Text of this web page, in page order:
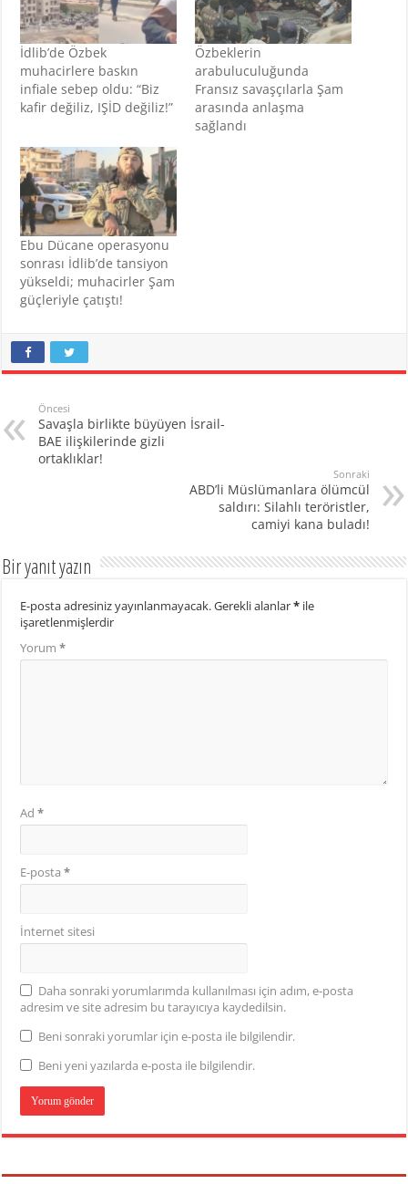
İdlib’de Özbek
muhacirlere baskın
infiale sebep oldu: “Biz
kafir değiliz, IŞİD değiliz!”
Özbeklerin
arabuluculuğunda
Fransız savaşçılarla Şam
arasında anlaşma
sağlandı
Ebu Dücane operasyonu
sonrası İdlib’de tansiyon
yükseldi; muhacirler Şam
güçleriyle çatıştı!
Öncesi
Savaşla birlikte büyüyen İsrail-
BAE ilişkilerinde gizli
ortaklıklar!
Sonraki
ABD’li Müslümanlara ölümcül
saldırı: Silahlı teröristler,
camiyi kana buladı!
Bir yanıt yazın
E-posta adresiniz yayınlanmayacak.Gerekli alanlar* ile
işaretlenmişlerdir
Yorum*
Ad*
E-posta*
İnternet sitesi
Daha sonraki yorumlarımda kullanılması için adım, e-posta
adresim ve site adresim bu tarayıcıya kaydedilsin.
Beni sonraki yorumlar için e-posta ile bilgilendir.
Beni yeni yazılarda e-posta ile bilgilendir.